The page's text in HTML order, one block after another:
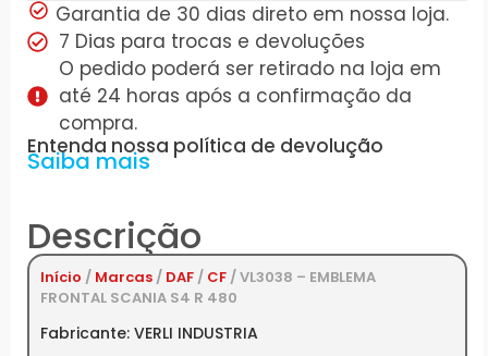
Garantia de 30 dias direto em nossa loja.
7 Dias para trocas e devoluções
O pedido poderá ser retirado na loja em
até 24 horas após a confirmação da
compra.
Entenda nossa política de devolução
Saiba mais
Descrição
Início / Marcas / DAF / CF / VL3038 – EMBLEMA
FRONTAL SCANIA S4 R 480
Fabricante: VERLI INDUSTRIA